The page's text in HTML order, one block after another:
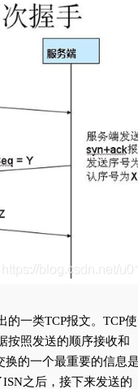
一类TCP报文。TCP使
按照发送的顺序接收和
换的一个最重要的信息
之后，接下来发送的